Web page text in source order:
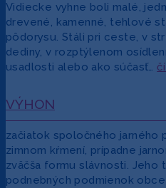
Vidiecke vyhne boli malé,
drevené, kamenné, tehlové
pôdorysu. Stáli pri ceste, v
dediny, v rozptýlenom
usadlosti alebo ako súčasť…
VÝHON
začiatok spoločného jarného
zimnom kŕmení, prípadne
zväčša formu slávnosti. Jeho
podnebných podmienok